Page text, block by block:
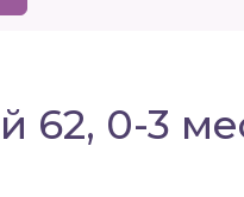
62, 0-3